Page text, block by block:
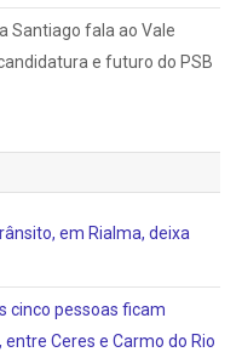
Santiago fala ao Vale
e futuro do PSB
em Rialma, deixa
cinco pessoas ficam
Ceres e Carmo do Rio